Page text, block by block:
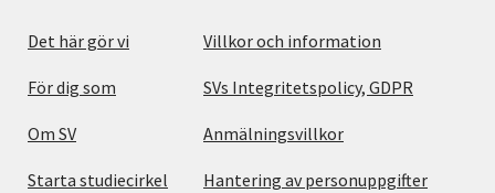
Det här gör vi
För dig som
Om SV
Starta studiecirkel
Villkor och information
SVs Integritetspolicy, GDPR
Anmälningsvillkor
Hantering av personuppgifter